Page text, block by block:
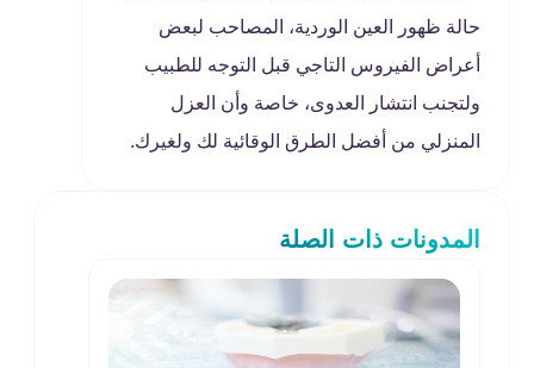
حالة ظهور العين الوردية، المصاحب لبعض
أعراض الفيروس التاجي قبل التوجه للطبيب
ولتجنب انتشار العدوى، خاصة وأن العزل
المنزلي من أفضل الطرق الوقائية لك ولغيرك.
المدونات ذات الصلة